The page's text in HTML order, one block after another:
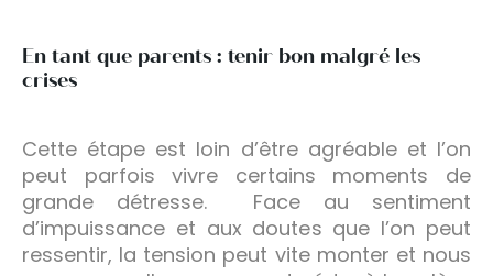
En tant que parents : tenir bon malgré les
crises
Cette étape est loin d’être agréable et l’on
peut parfois vivre certains moments de
grande détresse. Face au sentiment
d’impuissance et aux doutes que l’on peut
ressentir, la tension peut vite monter et nous